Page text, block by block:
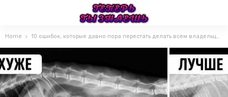
Home 10 ошибок, которые давно пора перестать делать всем владельцам кошек